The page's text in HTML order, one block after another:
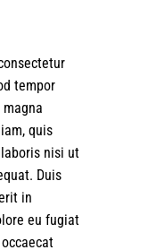
tempor
quis
nisi ut
Duis
in
eu fugiat